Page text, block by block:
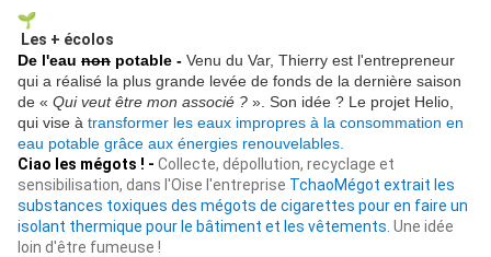
Les + écolos
De l'eau non potable - Venu du Var, Thierry est l'entrepreneur
qui a réalisé la plus grande levée de fonds de la dernière saison
de « Qui veut être mon associé ? ». Son idée ? Le projet Helio,
qui vise à transformer les eaux impropres à la consommation en
eau potable grâce aux énergies renouvelables.
Ciao les mégots ! - Collecte, dépollution, recyclage et
sensibilisation, dans l'Oise l'entreprise TchaoMégot extrait les
substances toxiques des mégots de cigarettes pour en faire un
isolant thermique pour le bâtiment et les vêtements Une idée
loin d'être fumeuse !